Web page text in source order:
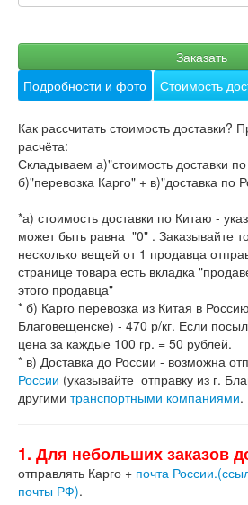
Заказать
Подробности и фото
Стоимость
Как рассчитать стоимость доставки?
расчёта:
Складываем а)"стоимость доставки
б)"перевозка Карго" + в)"доставка по
*а) стоимость доставки по Китаю -
может быть равна "0" . Заказывайте
несколько вещей от 1 продавца
странице товара есть вкладка
этого продавца"
* б) Карго перевозка из Китая в
Благовещенске) - 470 р/кг. Если
цена за каждые 100 гр. = 50 рублей.
* в) Доставка до России - возможна
России (указывайте отправку из г.
другими транспортными компаниями.
1. Для небольших заказов
отправлять Карго + почта
почты РФ).